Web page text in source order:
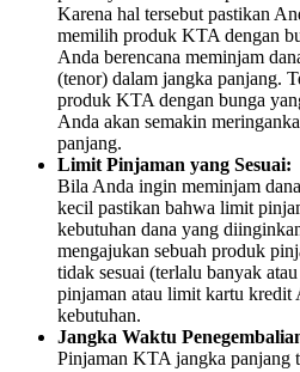
Karena hal tersebut pastikan
memilih produk KTA dengan
Anda berencana meminjam
(tenor) dalam jangka panjang.
produk KTA dengan bunga
Anda akan semakin
panjang.
Limit Pinjaman yang Sesuai:
Bila Anda ingin meminjam
kecil pastikan bahwa limit
kebutuhan dana yang
mengajukan sebuah produk
tidak sesuai (terlalu banyak
pinjaman atau limit kartu kredit
kebutuhan.
Jangka Waktu
Pinjaman KTA jangka panjang